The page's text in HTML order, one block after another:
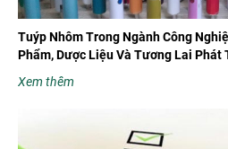
Tuýp Nhôm Trong Ngành Công
Phẩm, Dược Liệu Và Tương Lai Phát
Xem thêm